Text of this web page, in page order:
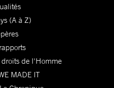
(A à Z)
de l'Homme
MADE IT